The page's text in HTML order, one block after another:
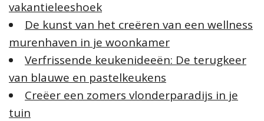
vakantieleeshoek
De kunst van het creëren van een wellness
murenhaven in je woonkamer
Verfrissende keukenideeën: De terugkeer
van blauwe en pastelkeukens
Creëer een zomers vlonderparadijs in je
tuin